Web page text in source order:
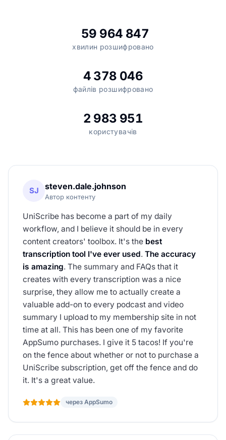
59 964 847
хвилин розшифровано
4 378 046
файлів розшифровано
2 983 951
користувачів
SJ steven.dale.johnson
Автор контенту
UniScribe has become a part of my daily
workflow, and I believe it should be in every
content creators' toolbox. It's the best
transcription tool I've ever used. The accuracy
is amazing. The summary and FAQs that it
creates with every transcription was a nice
surprise, they allow me to actually create a
valuable add-on to every podcast and video
summary I upload to my membership site in not
time at all. This has been one of my favorite
AppSumo purchases. I give it 5 tacos! If you're
on the fence about whether or not to purchase a
UniScribe subscription, get off the fence and do
it. It's a great value.
через AppSumo